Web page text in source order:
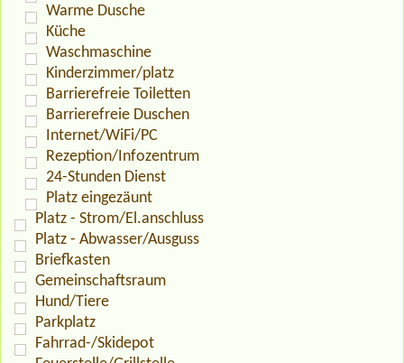
Warme Dusche
Küche
Waschmaschine
Kinderzimmer/platz
Barrierefreie Toiletten
Barrierefreie Duschen
Internet/WiFi/PC
Rezeption/Infozentrum
24-Stunden Dienst
Platz eingezäunt
Platz - Strom/El.anschluss
Platz - Abwasser/Ausguss
Briefkasten
Gemeinschaftsraum
Hund/Tiere
Parkplatz
Fahrrad-/Skidepot